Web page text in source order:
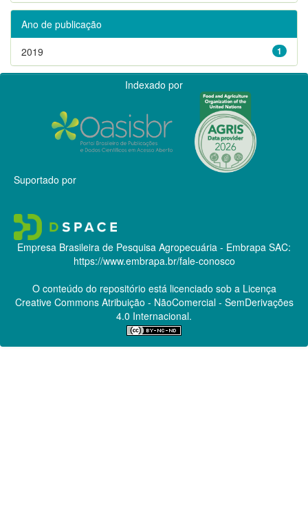
Ano de publicação
1
2019
Indexado por
Suportado por
Empresa Brasileira de Pesquisa Agropecuária - Embrapa SAC:
https://www.embrapa.br/fale-conosco
O conteúdo do repositório está licenciado sob a Licença
Creative CommonsAtribuição - NãoComercial - SemDerivações
4.0 Internacional.